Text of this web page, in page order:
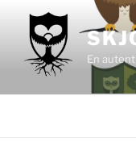
indhold
En